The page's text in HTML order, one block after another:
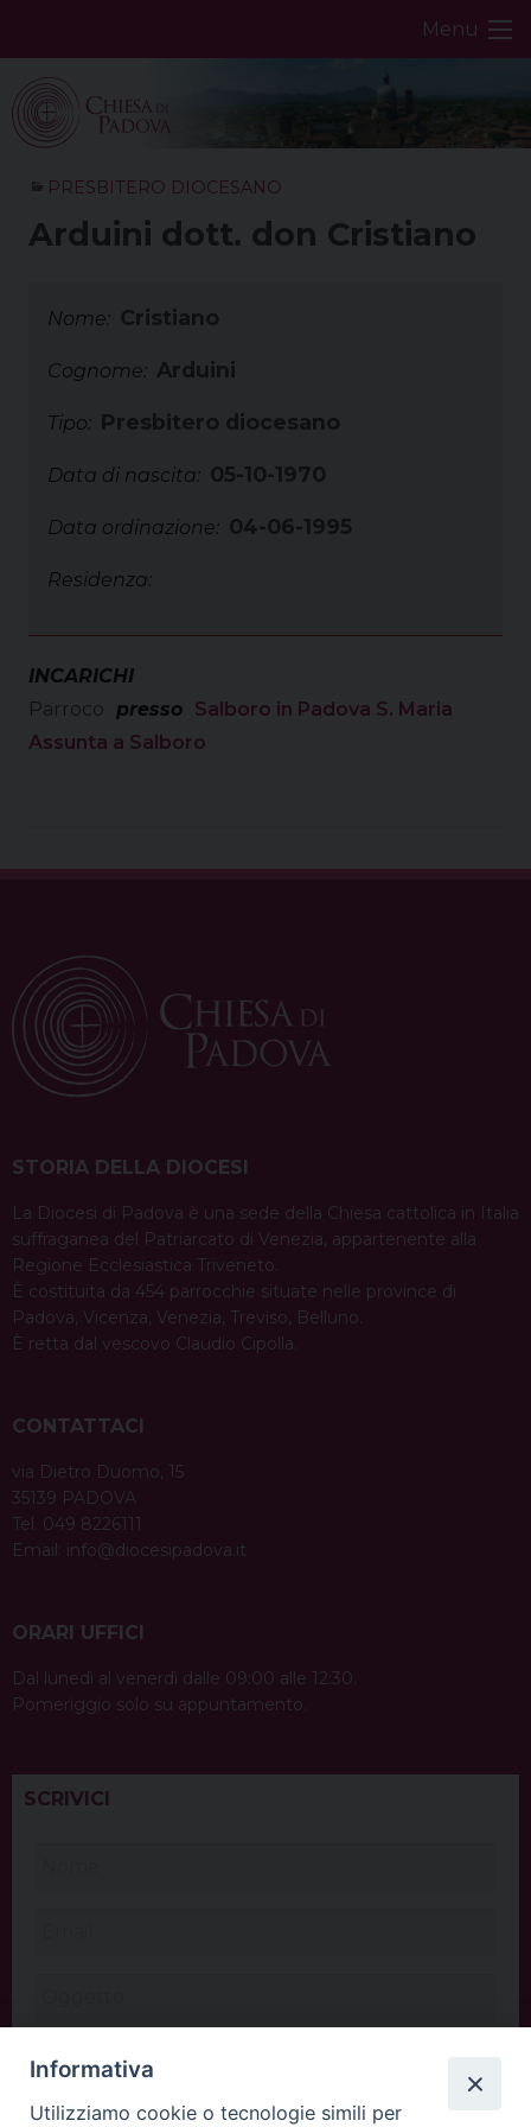
Menu
PRESBITERO DIOCESANO
Arduini dott. don Cristiano
Nome: Cristiano
Cognome: Arduini
Tipo: Presbitero diocesano
Data di nascita: 05-10-1970
Data ordinazione: 04-06-1995
Residenza:
INCARICHI
Parroco
presso Salboro in Padova S. Maria
Assunta a Salboro
STORIA DELLA DIOCESI
La Diocesi di Padova è una sede della Chiesa cattolica in Italia
suffraganea del Patriarcato di Venezia, appartenente alla
Regione Ecclesiastica Triveneto.
È costituita da 454 parrocchie situate nelle province di
Padova, Vicenza, Venezia, Treviso, Belluno.
È retta dal vescovo Claudio Cipolla.
CONTATTACI
via Dietro Duomo, 15
35139 PADOVA
Tel. 049 8226111
Email: info@diocesipadova.it
ORARI UFFICI
Dal lunedì al venerdì dalle 09:00 alle 12:30.
Pomeriggio solo su appuntamento.
SCRIVICI
Informativa
Utilizziamo cookie o tecnologie simili per